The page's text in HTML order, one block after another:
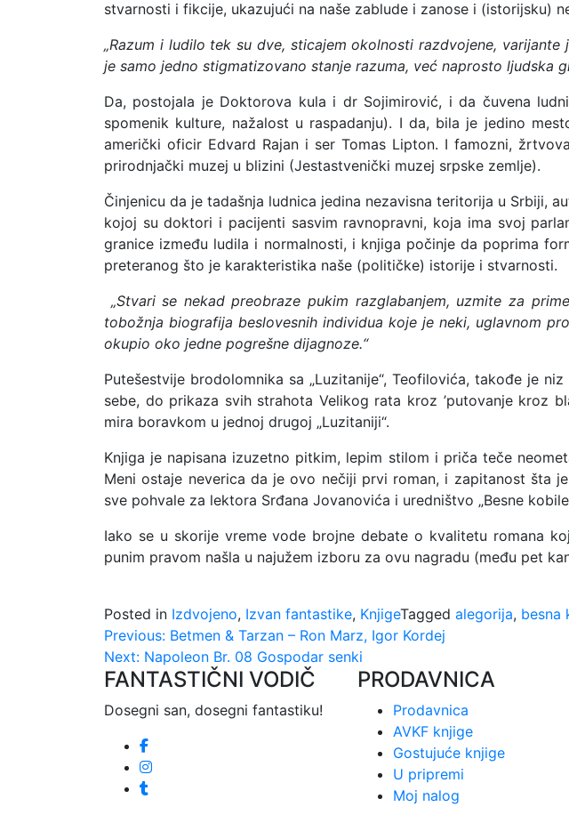
stvarnosti i fikcije, ukazujući na naše zablude i zanose i (istorijsku)
„Razum i ludilo tek su dve, sticajem okolnosti razdvojene,
je samo jedno stigmatizovano stanje razuma, već naprosto ljudska
Da, postojala je Doktorova kula i dr Sojimirović, i da čuvena
spomenik kulture, nažalost u raspadanju). I da, bila je jedino
američki oficir Edvard Rajan i ser Tomas Lipton. I famozni,
prirodnjački muzej u blizini (Jestastvenički muzej srpske zemlje).
Činjenicu da je tadašnja ludnica jedina nezavisna teritorija u Srbiji,
kojoj su doktori i pacijenti sasvim ravnopravni, koja ima svoj
granice između ludila i normalnosti, i knjiga počinje da poprima
preteranog što je karakteristika naše (političke) istorije i stvarnosti.
„Stvari se nekad preobraze pukim razglabanjem, uzmite za
tobožnja biografija beslovesnih individua koje je neki, uglavnom
okupio oko jedne pogrešne dijagnoze.“
Putešestvije brodolomnika sa „Luzitanije“, Teofilovića, takođe je
sebe, do prikaza svih strahota Velikog rata kroz ’putovanje kroz
mira boravkom u jednoj drugoj „Luzitaniji“.
Knjiga je napisana izuzetno pitkim, lepim stilom i priča teče
Meni ostaje neverica da je ovo nečiji prvi roman, i zapitanost šta
sve pohvale za lektora Srđana Jovanovića i uredništvo „Besne
Iako se u skorije vreme vode brojne debate o kvalitetu romana
punim pravom našla u najužem izboru za ovu nagradu (među pet
Posted in Izdvojeno, Izvan fantastike, KnjigeTagged alegorija, besna
Kretanje
članka
Previous: Betmen & Tarzan – Ron Marz, Igor Kordej
Next: Napoleon Br. 08 Gospodar senki
FANTASTIČNI VODIČ
Dosegni san, dosegni fantastiku!
PRODAVNICA
Prodavnica
AVKF knjige
Gostujuće knjige
U pripremi
Moj nalog